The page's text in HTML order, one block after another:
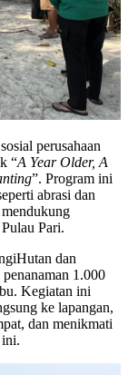
perusahaan
“A Year Older, A
”. Program ini
abrasi dan
Pari.
dan
1.000
Kegiatan ini
ke lapangan,
dan menikmati